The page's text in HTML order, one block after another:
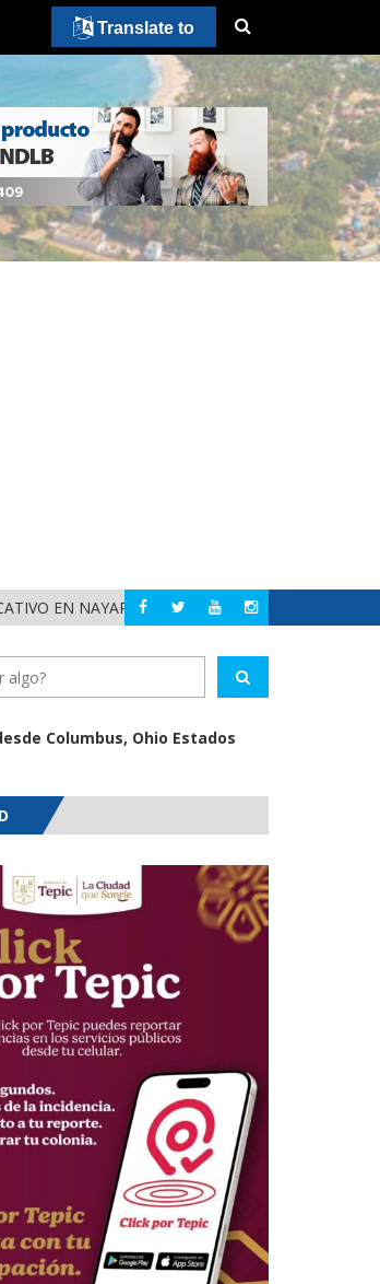
EN NAYARIT NAYARIT ALERTA DIF
Columbus, Ohio Estados
Translate to